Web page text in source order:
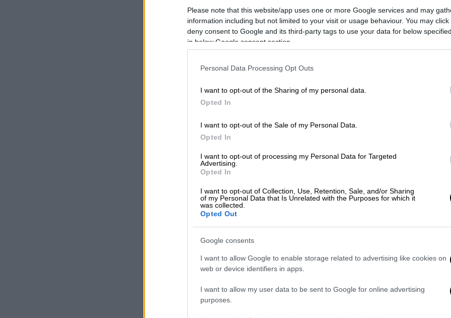
Please note that this website/app uses one or more Google services and may
information including but not limited to your visit or usage behaviour. You may
deny consent to Google and its third-party tags to use your data for below
in below Google consent section.
Personal Data Processing Opt Outs
I want to opt-out of the Sharing of my personal data.
Opted In
I want to opt-out of the Sale of my Personal Data.
Opted In
I want to opt-out of processing my Personal Data for Targeted
Advertising.
Opted In
I want to opt-out of Collection, Use, Retention, Sale, and/or Sharing
of my Personal Data that Is Unrelated with the Purposes for which it
was collected.
Opted Out
Google consents
I want to allow Google to enable storage related to advertising like cookies on
web or device identifiers in apps.
I want to allow my user data to be sent to Google for online advertising
purposes.